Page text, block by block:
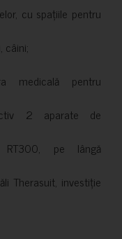
cu spațiile pentru
câini;
medicală pentru
2 aparate de
RT300, pe lângă
Therasuit, investiție